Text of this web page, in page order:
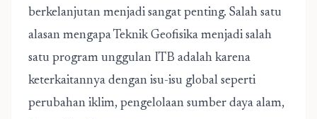
berkelanjutan menjadi sangat penting. Salah satu
alasan mengapa Teknik Geofisika menjadi salah
satu program unggulan ITB adalah karena
keterkaitannya dengan isu-isu global seperti
perubahan iklim, pengelolaan sumber daya alam,